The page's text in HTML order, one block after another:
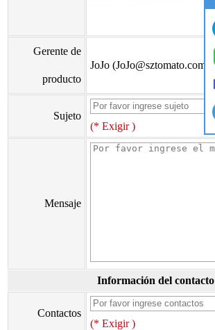
Gerente de
producto
JoJo (JoJo@sztomato.com)
Sujeto
(* Exigir )
Mensaje
Información del contacto
Contactos
(* Exigir )